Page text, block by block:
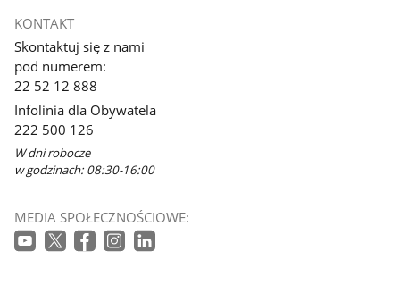
KONTAKT
Skontaktuj się z nami
pod numerem:
22 52 12 888
Infolinia dla Obywatela
222 500 126
W dni robocze
w godzinach: 08:30-16:00
MEDIA SPOŁECZNOŚCIOWE: